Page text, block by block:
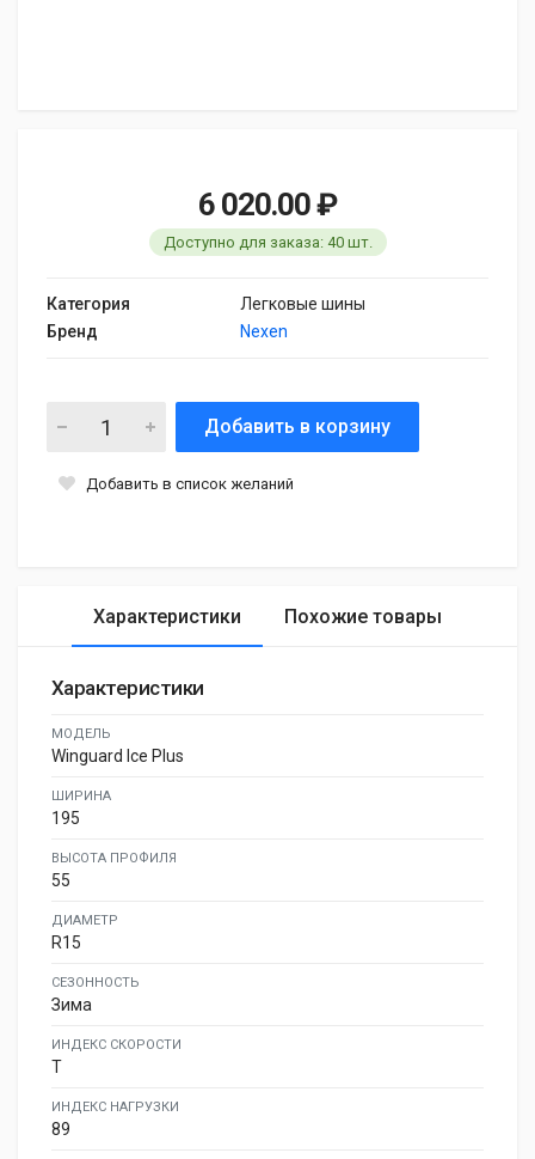
6 020.00 ₽
Доступно для заказа: 40 шт.
Категория
Легковые шины
Бренд
Nexen
Добавить в корзину
Добавить в список желаний
Характеристики Похожие товары
Характеристики
МОДЕЛЬ
Winguard Ice Plus
ШИРИНА
195
ВЫСОТА ПРОФИЛЯ
55
ДИАМЕТР
R15
СЕЗОННОСТЬ
Зима
ИНДЕКС СКОРОСТИ
T
ИНДЕКС НАГРУЗКИ
89